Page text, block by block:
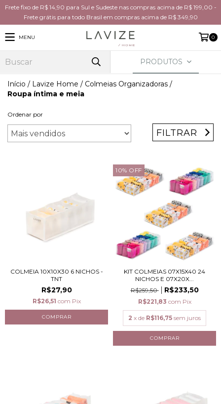
Frete fixo de R$ 14,90 para Sul e Sudeste nas compras acima de R$ 199,00 -
Frete grátis para todo Brasil em compras acima de R$ 349,90
MENU 0
PRODUTOS
Início / Lavize Home / Colmeias Organizadoras /
Roupa íntima e meia
Ordenar por
FILTRAR
COLMEIA 10X10X30 6 NICHOS -
TNT
R$27,90
R$26,51 com Pix
10% OFF
KIT COLMEIAS 07X15X40 24
NICHOS E 07X20X...
R$259,50
R$233,50
R$221,83 com Pix
2 x de R$116,75 sem juros